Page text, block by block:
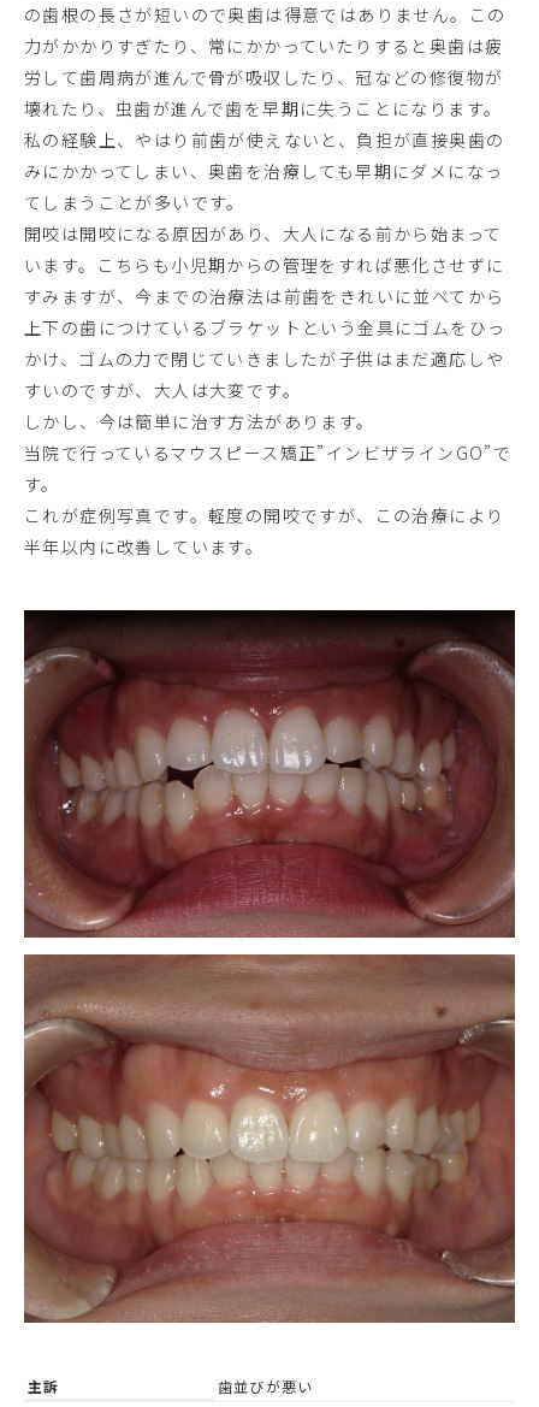
の歯根の長さが短いので奥歯は得意ではありません。この
力がかかりすぎたり、常にかかっていたりすると奥歯は疲
労して歯周病が進んで骨が吸収したり、冠などの修復物が
壊れたり、虫歯が進んで歯を早期に失うことになります。
私の経験上、やはり前歯が使えないと、負担が直接奥歯の
みにかかってしまい、奥歯を治療しても早期にダメになっ
てしまうことが多いです。
開咬は開咬になる原因があり、大人になる前から始まって
います。こちらも小児期からの管理をすれば悪化させずに
すみますが、今までの治療法は前歯をきれいに並べてから
上下の歯につけているブラケットという金具にゴムをひっ
かけ、ゴムの力で閉じていきましたが子供はまだ適応しや
すいのですが、大人は大変です。
しかし、今は簡単に治す方法があります。
当院で行っているマウスピース矯正”インビザラインGO”で
す。
これが症例写真です。軽度の開咬ですが、この治療により
半年以内に改善しています。
主訴 歯並びが悪い